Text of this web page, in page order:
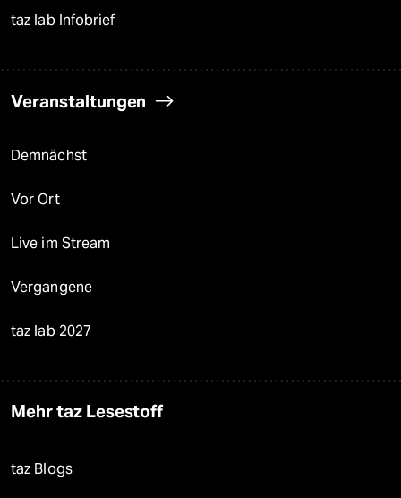
taz lab Infobrief
Veranstaltungen
Demnächst
Vor Ort
Live im Stream
Vergangene
taz lab 2027
Mehr taz Lesestoff
taz Blogs